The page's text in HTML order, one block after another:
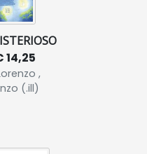
14,25
,
(.ill)